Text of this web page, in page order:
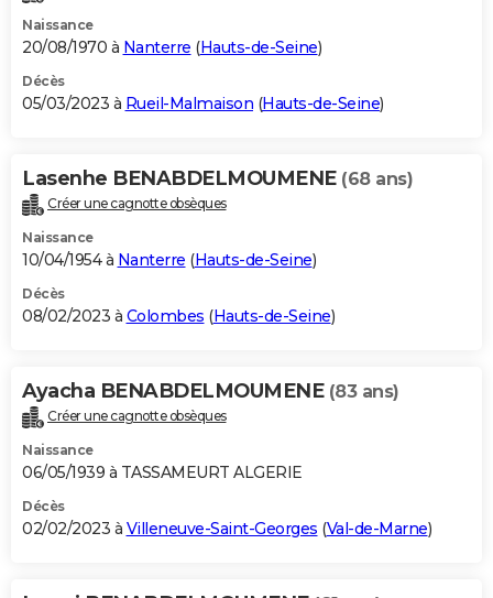
Naissance
20/08/1970 à Nanterre (Hauts-de-Seine)
Décès
05/03/2023 à Rueil-Malmaison (Hauts-de-Seine)
Lasenhe BENABDELMOUMENE (68 ans)
Créer une cagnotte obsèques
Naissance
10/04/1954 à Nanterre (Hauts-de-Seine)
Décès
08/02/2023 à Colombes (Hauts-de-Seine)
Ayacha BENABDELMOUMENE (83 ans)
Créer une cagnotte obsèques
Naissance
06/05/1939 à TASSAMEURT ALGERIE
Décès
02/02/2023 à Villeneuve-Saint-Georges (Val-de-Marne)